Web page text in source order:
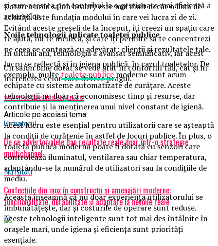
Dotarea unui salon beauty este mai mult decât o listă de
achiziții. Este fundația modului în care vei lucra zi de zi.
Evitând aceste greșeli de la început, îți creezi un spațiu care
te ajută, nu te încurcă, și care îți permite să te concentrezi
pe ceea ce contează cu adevărat: clienții și rezultatele tale.
Un salon bine dotat se vede atât în confortul tău, cât și în
încrederea celor care îți trec pragul.
www.estheticdesign.ro
Articole pe aceiasi tema:
Urmatorul
De ce advertorialele dau rezultate reale doar într-o strategie
multichannel
Nu ratati
Confecțiile din inox în construcții și amenajări moderne:
funcționalitate, durabilitate și adaptare la nevoile reale
și cum acestea pot contribui la o gestionare mai eficientă a
resurselor.
Noile tehnologii aplicate toaletei publice
În ultimii ani, tehnologia a avansat semnificativ, iar acest
lucru se reflectă și în igiena publică, în cazul toaletelor. De
exemplu, multetoalete publice moderne sunt acum
echipate cu sisteme automatizate de curățare. Aceste
tehnologii nu doar că economisesc timp și resurse, dar
contribuie și la menținerea unui nivel constant de igienă.
Acest lucru este esențial pentru utilizatorii care se așteaptă
la condiții de curățenie în astfel de locuri publice. În plus, o
toaletă publică modernă poate fi dotată cu senzori care
controlează iluminatul, ventilarea sau chiar temperatura,
adaptându-se la numărul de utilizatori sau la condițiile de
mediu.
Aceasta înseamnă că nu doar experiența utilizatorului se
îmbunătățește, dar și costurile de operare sunt reduse.
Aceste tehnologii inteligente sunt tot mai des întâlnite în
orașele mari, unde igiena și eficiența sunt priorități
esențiale.